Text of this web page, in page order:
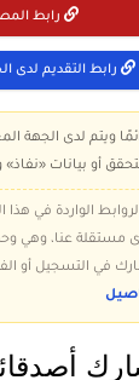
رابط
رابط التقديم لدى
ويتم لدى الجهة
أو بيانات
الواردة في
مستقلة عنا، وهي
في التسجيل أو